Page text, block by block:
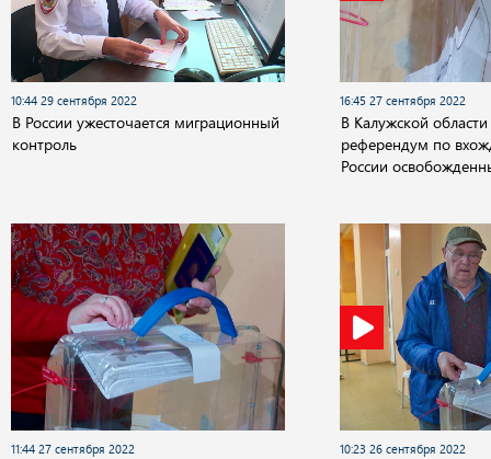
10:44 29 сентября 2022
В России ужесточается миграционный
контроль
16:45 27 сентября 2022
В Калужской
референдум по
России
11:44 27 сентября 2022 10:23 26 сентября 2022